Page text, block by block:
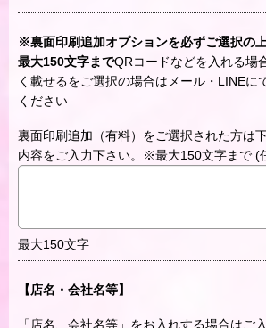
※裏面印刷追加オプションを必ずご選択の
最大150文字までQRコードなどを入れる場
く載せるをご選択の場合はメール・LINEに
ください
裏面印刷追加（有料）をご選択された方は
内容をご入力下さい。※最大150文字まで (
最大150文字
【店名・会社名等】
「店名、会社名等」をお入れする場合はご